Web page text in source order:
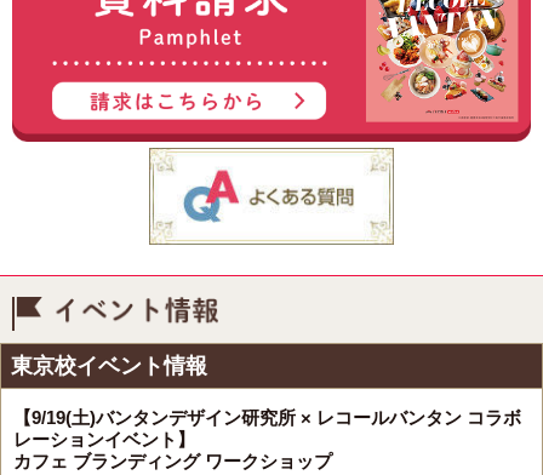
東京校イベント情報
【9/19(土)バンタンデザイン研究所 × レコールバンタン コラボ
レーションイベント】
カフェ ブランディング ワークショップ